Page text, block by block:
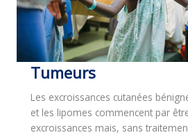
Tumeurs
Les excroissances cutanées
et les lipomes commencent par
excroissances mais, sans